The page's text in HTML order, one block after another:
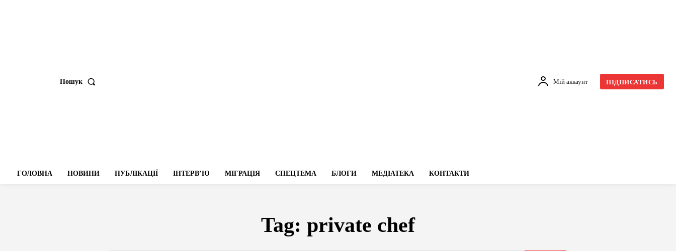
Пошук Мій аккаунт ПІДПИСАТИСЬ
ГОЛОВНА НОВИНИ ПУБЛІКАЦІЇ ІНТЕРВʼЮ МІГРАЦІЯ СПЕЦТЕМА БЛОГИ МЕДІАТЕКА КОНТАКТИ
Tag: private chef